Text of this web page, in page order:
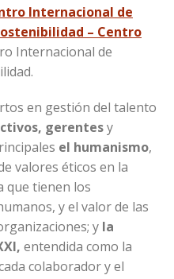
Internacional de
– Centro
Internacional de
en gestión del talento
gerentesy
el humanismo,
valores éticos en la
que tienen los
y el valor de las
y la
entendida como la
colaborador y el